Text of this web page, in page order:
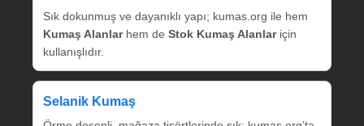
Sık dokunmuş ve dayanıklı yapı; kumas.org ile hem
Kumaş Alanlarhem de Stok Kumaş Alanlariçin
kullanışlıdır.
Selanik Kumaş